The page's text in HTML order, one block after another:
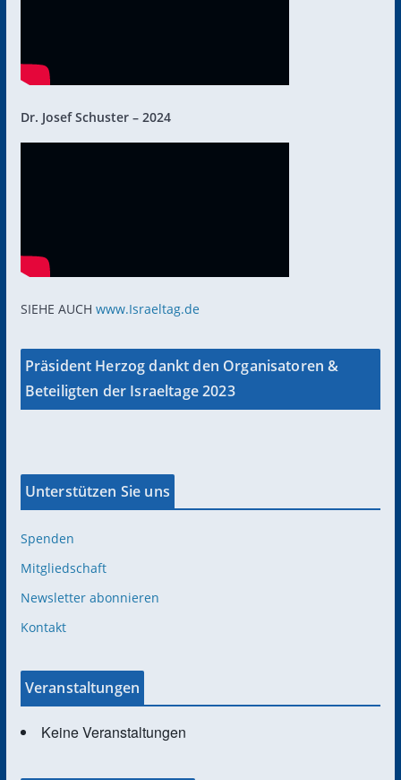
Dr. Josef Schuster – 2024
SIEHE AUCH www.Israeltag.de
Präsident Herzog dankt den Organisatoren &
Beteiligten der Israeltage 2023
Unterstützen Sie uns
Spenden
Mitgliedschaft
Newsletter abonnieren
Kontakt
Veranstaltungen
Keine Veranstaltungen